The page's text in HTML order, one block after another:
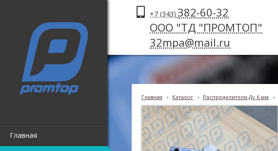
Главная
+7 (343) 382-60-32
ООО "ТД "ПРОМТОП"
32mpa@mail.ru
Главная › Каталог › Распределители Ду 6 мм ›